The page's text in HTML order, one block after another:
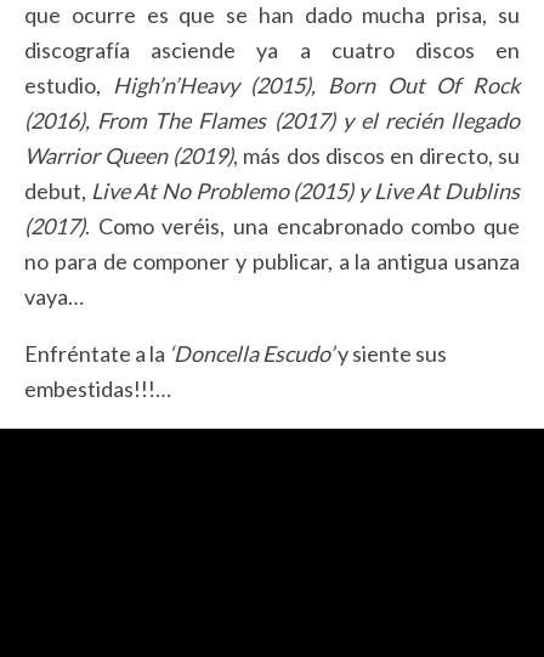
que ocurre es que se han dado mucha prisa, su
discografía asciende ya a cuatro discos en
estudio, High’n’Heavy (2015), Born Out Of Rock
(2016), From The Flames (2017) y el recién llegado
Warrior Queen (2019), más dos discos en directo, su
debut, Live At No Problemo (2015) y Live At Dublins
(2017). Como veréis, una encabronado combo que
no para de componer y publicar, a la antigua usanza
vaya…
Enfréntate a la ‘Doncella Escudo’y siente sus
embestidas!!!…